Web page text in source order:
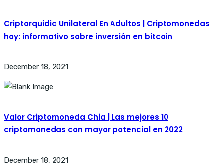
Criptorquidia Unilateral En Adultos | Criptomonedas
hoy: informativo sobre inversión en bitcoin
December 18, 2021
Valor Criptomoneda Chia | Las mejores 10
criptomonedas con mayor potencial en 2022
December 18, 2021